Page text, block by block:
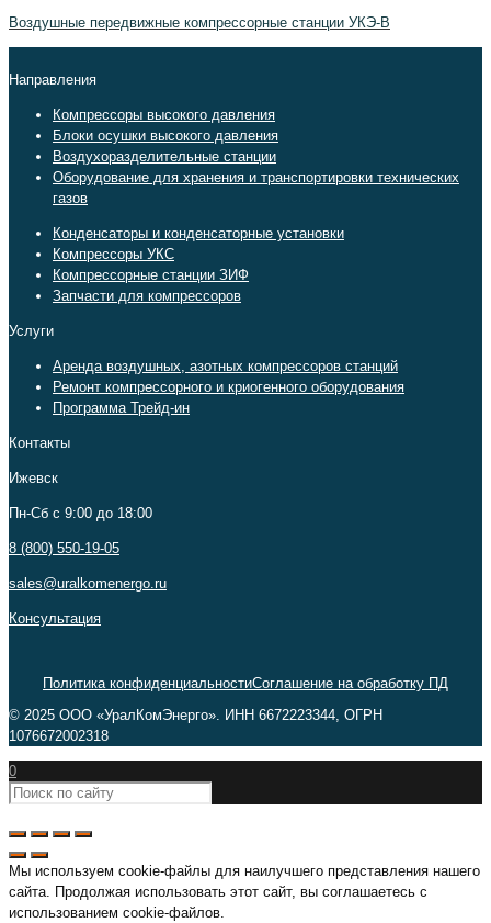
Воздушные передвижные компрессорные станции УКЭ-В
Направления
Компрессоры высокого давления
Блоки осушки высокого давления
Воздухоразделительные станции
Оборудование для хранения и транспортировки технических
газов
Конденсаторы и конденсаторные установки
Компрессоры УКС
Компрессорные станции ЗИФ
Запчасти для компрессоров
Услуги
Аренда воздушных, азотных компрессоров станций
Ремонт компрессорного и криогенного оборудования
Программа Трейд-ин
Контакты
Ижевск
Пн-Сб c 9:00 до 18:00
8 (800) 550-19-05
sales@uralkomenergo.ru
Консультация
Политика конфиденциальностиСоглашение на обработку ПД
© 2025 ООО «УралКомЭнерго». ИНН 6672223344, ОГРН
1076672002318
0
Мы используем cookie-файлы для наилучшего представления нашего
сайта. Продолжая использовать этот сайт, вы соглашаетесь с
использованием cookie-файлов.